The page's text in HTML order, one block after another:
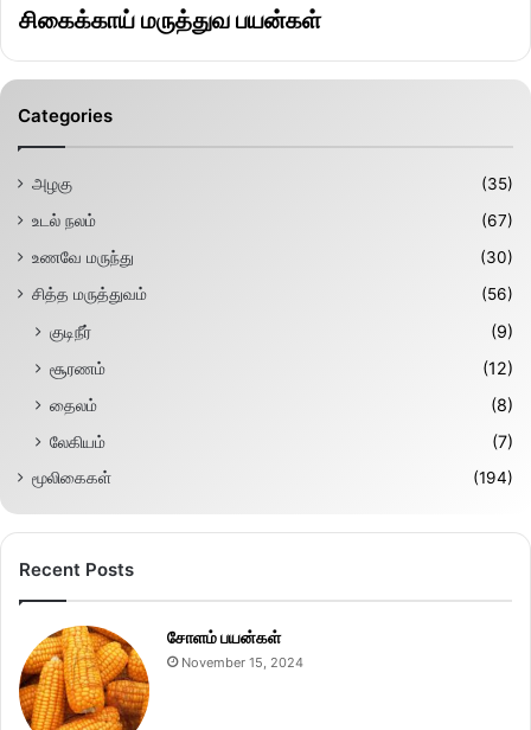
சிகைக்காய் மருத்துவ பயன்கள்
Categories
அழகு
(35)
உடல் நலம்
(67)
உணவே மருந்து
(30)
சித்த மருத்துவம்
(56)
குடிநீர்
(9)
சூரணம்
(12)
தைலம்
(8)
லேகியம்
(7)
மூலிகைகள் (194)
Recent Posts
சோளம் பயன்கள்
November 15, 2024